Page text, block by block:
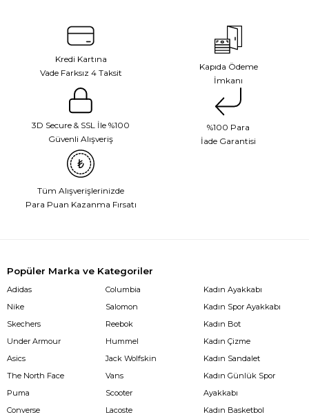
Kredi Kartına
Vade Farksız 4 Taksit
Kapıda Ödeme
İmkanı
3D Secure & SSL İle %100
Güvenli Alışveriş
%100 Para
İade Garantisi
Tüm Alışverişlerinizde
Para Puan Kazanma Fırsatı
Popüler Marka ve Kategoriler
Adidas
Nike
Skechers
Under Armour
Asics
The North Face
Puma
Converse
Columbia
Salomon
Reebok
Hummel
Jack Wolfskin
Vans
Scooter
Lacoste
Kadın Ayakkabı
Kadın Spor Ayakkabı
Kadın Bot
Kadın Çizme
Kadın Sandalet
Kadın Günlük Spor
Ayakkabı
Kadın Basketbol